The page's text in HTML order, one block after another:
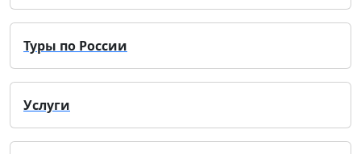
Туры по России
Услуги